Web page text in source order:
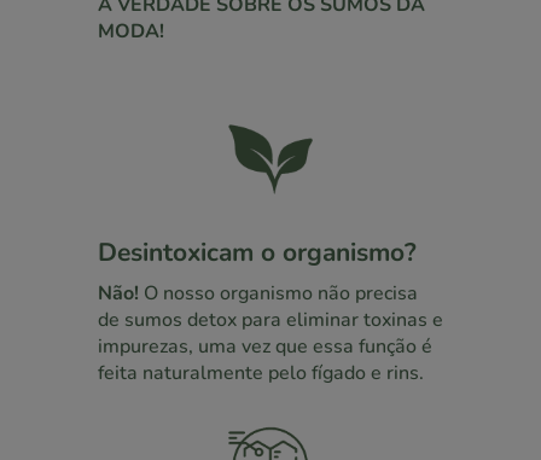
A VERDADE SOBRE OS SUMOS DA
MODA!
Desintoxicam o organismo?
Não! O nosso organismo não precisa
de sumos detox para eliminar toxinas e
impurezas, uma vez que essa função é
feita naturalmente pelo fígado e rins.